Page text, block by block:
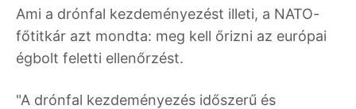
Ami a drónfal kezdeményezést illeti, a NATO-
főtitkár azt mondta: meg kell őrizni az európai
égbolt feletti ellenőrzést.
"A drónfal kezdeményezés időszerű és